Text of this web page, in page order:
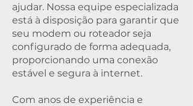
ajudar. Nossa equipe especializada
está à disposição para garantir que
seu modem ou roteador seja
configurado de forma adequada,
proporcionando uma conexão
estável e segura à internet.
Com anos de experiência e